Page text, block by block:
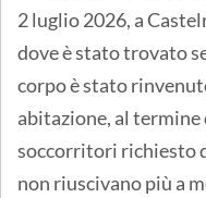
2 luglio 2026, a
dove è stato trovato
corpo è stato
abitazione, al
soccorritori richiesto
non riuscivano più a